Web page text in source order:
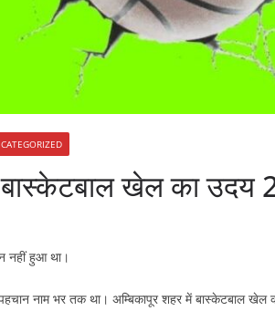
बास्केटबाल खेल का
नहीं हुआ था।
नाम भर तक था। अम्बिकापूर शहर में बास्केटबाल खेल